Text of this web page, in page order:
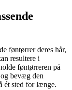
føntørrer deres hår,
resultere i
føntørreren på
bevæg den
ét sted for længe.